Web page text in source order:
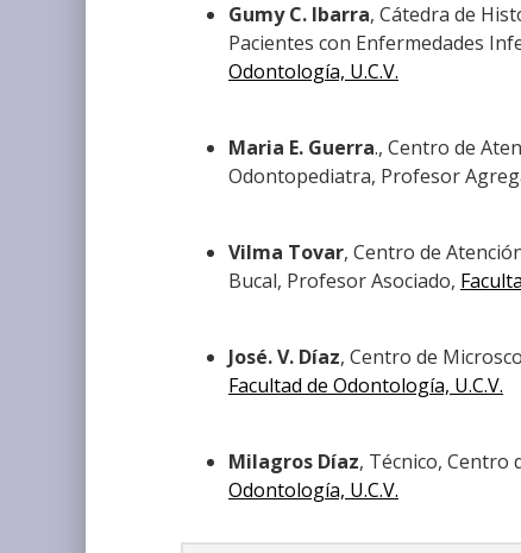
Gumy C. Ibarra, Cátedra de
Pacientes con Enfermedades
Odontología, U.C.V.
Maria E. Guerra., Centro de
Odontopediatra, Profesor
Vilma Tovar, Centro de
Bucal, Profesor Asociado,
José. V. Díaz, Centro de
Facultad de Odontología, U.C.V.
Milagros Díaz, Técnico, Centro
Odontología, U.C.V.